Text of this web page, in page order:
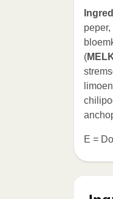
(
E =